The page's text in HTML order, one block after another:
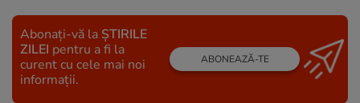
Abonați-vă la ȘTIRILE
ZILEI pentru a fi la
curent cu cele mai noi
informații.
ABONEAZĂ-TE